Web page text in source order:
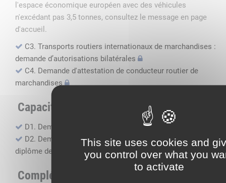
This site uses cookies and
you control over what you
to activate
l'espace économique européen avec des véhicules
n'excédant pas 3,5 tonnes, consultez le message en page
d'accueil.
C3. Transports routiers internationaux de marchandises :
demande d’autorisations bilatérales
C4. Demande d'attestation de conducteur routier de
marchandises
Capacité professionnelle
D1. Demande d’attestation de capacité professionnelle
D2. Demande de certificat attestant l'obtention du
diplôme de capacité professionnelle
Compléments, suivi financier